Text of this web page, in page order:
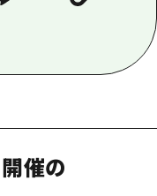
催の